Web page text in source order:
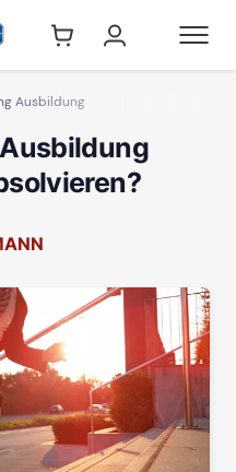
Ausbildung